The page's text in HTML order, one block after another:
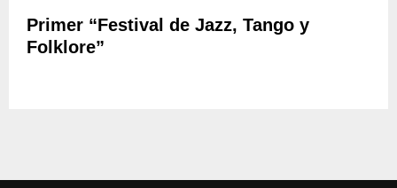
Primer “Festival de Jazz, Tango y
Folklore”